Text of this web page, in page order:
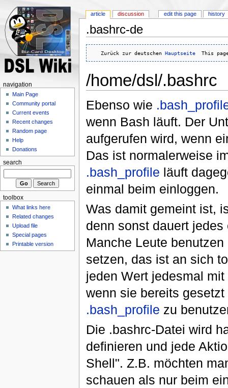
.bashrc-de
   Zurück zur deutschen
Hauptseite
This
/home/dsl/.bashrc
Ebenso wie
wenn Bash läuft. Der
aufgerufen wird, wenn
Das ist normalerweise
.bash_profile läuft
einmal beim einloggen.
Was damit gemeint ist,
denn sonst dauert
Manche Leute
setzen, das ist an sich
jeden Wert jedesmal
wenn sie bereits
.bash_profile zu
Die .bashrc-Datei wird
definieren und jede
Shell". Z.B. möchten
schauen als nur beim
article discussion edit this page history
navigation
Main Page
Community portal
Current events
Recent changes
Random page
Help
Donations
search
toolbox
What links here
Related changes
Upload file
Special pages
Printable version